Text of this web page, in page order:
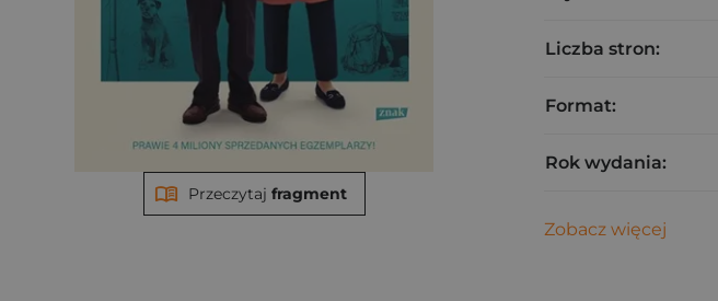
Przeczytaj fragment
Liczba stron:
Format:
Rok wydania:
Zobacz więcej